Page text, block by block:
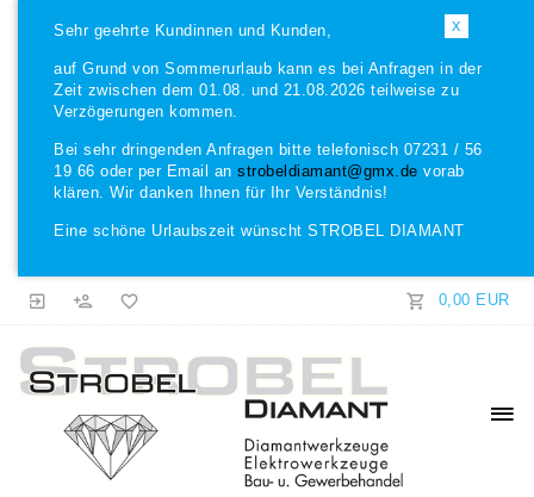
X
Sehr geehrte Kundinnen und Kunden,
auf Grund von Sommerurlaub kann es bei Anfragen in der
Zeit zwischen dem 01.08. und 21.08.2026 teilweise zu
Verzögerungen kommen.
Bei sehr dringenden Anfragen bitte telefonisch 07231 / 56
19 66 oder per Email an strobeldiamant@gmx.de vorab
klären. Wir danken Ihnen für Ihr Verständnis!
Eine schöne Urlaubszeit wünscht STROBEL DIAMANT
0,00 EUR